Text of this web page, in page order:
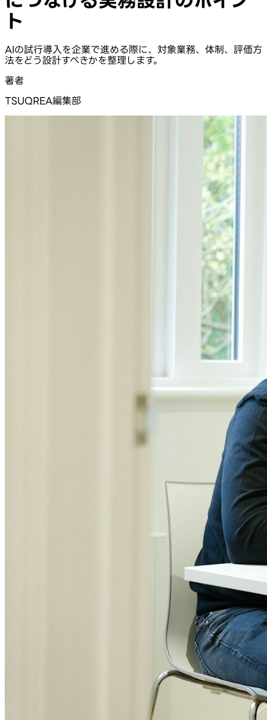
ト
AIの試行導入を企業で進める際に、対象業務、体制、評価方
法をどう設計すべきかを整理します。
著者
TSUQREA編集部